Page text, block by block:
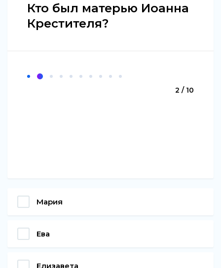
Кто был матерью Иоанна
Крестителя?
2 / 10
Мария
Ева
Елизавета